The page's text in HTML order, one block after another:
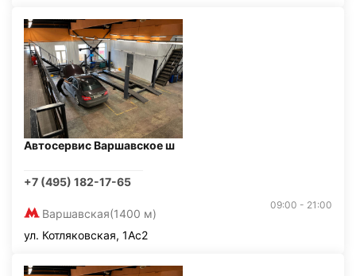
Автосервис Варшавское ш
+7 (495) 182-17-65
Варшавская(1400 м)
09:00 - 21:00
ул. Котляковская, 1Ас2